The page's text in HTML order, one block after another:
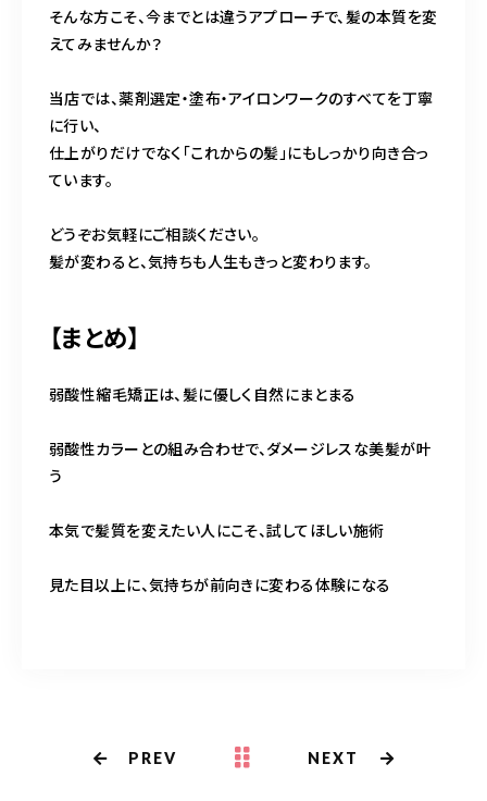
そんな方こそ、今までとは違うアプローチで、髪の本質を変
えてみませんか？
当店では、薬剤選定・塗布・アイロンワークのすべてを丁寧
に行い、
仕上がりだけでなく「これからの髪」にもしっかり向き合っ
ています。
どうぞお気軽にご相談ください。
髪が変わると、気持ちも人生もきっと変わります。
【まとめ】
弱酸性縮毛矯正は、髪に優しく自然にまとまる
弱酸性カラーとの組み合わせで、ダメージレスな美髪が叶
う
本気で髪質を変えたい人にこそ、試してほしい施術
見た目以上に、気持ちが前向きに変わる体験になる
PREV NEXT